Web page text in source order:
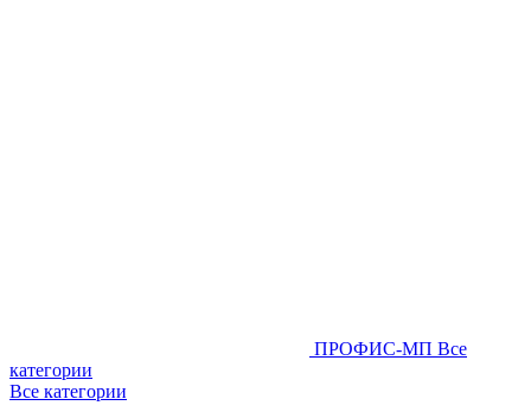
ПРОФИС-МП Все
категории
Все категории